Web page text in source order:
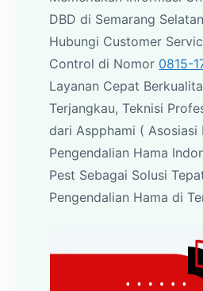
DBD di Semarang
Hubungi Customer
Control di Nomor 0815-
Layanan Cepat
Terjangkau, Teknisi
dari Aspphami ( Asosiasi
Pengendalian Hama
Pest Sebagai Solusi
Pengendalian Hama di